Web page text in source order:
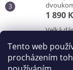
Tento web
procházením
1 890
Velká
870 Kč